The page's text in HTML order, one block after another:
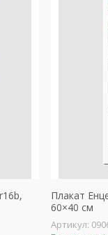
Плакат
60×40 см